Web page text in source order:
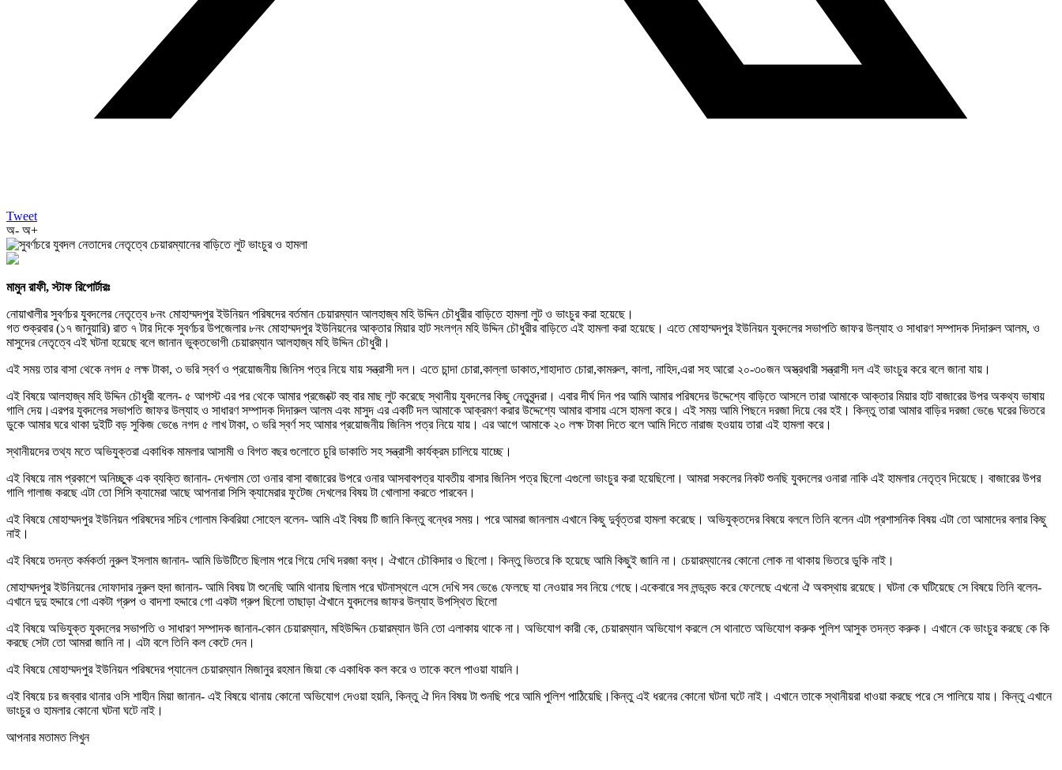
Tweet
অ- অ+
মামুন রাফী, স্টাফ রিপোর্টারঃ
নোয়াখালীর সুবর্ণচর যুবদলের নেতৃত্বে ৮নং মোহাম্মদপুর ইউনিয়ন পরিষদের বর্তমান চেয়ারম্যান আলহাজ্ব মহি উদ্দিন চৌধুরীর বাড়িতে হামলা লুট ও ভাংচুর করা হয়েছে।
গত শুক্রবার (১৭ জানুয়ারি) রাত ৭ টার দিকে সুবর্ণচর উপজেলার ৮নং মোহাম্মদপুর ইউনিয়নের আক্তার মিয়ার হাট সংলগ্ন মহি উদ্দিন চৌধুরীর বাড়িতে এই হামলা করা হয়েছে। এতে মোহাম্মদপুর ইউনিয়ন যুবদলের সভাপতি জাফর উল্যাহ ও সাধারণ সম্পাদক দিদারুল আলম, ও
মাসুদের নেতৃত্বে এই ঘটনা হয়েছে বলে জানান ভুক্তভোগী চেয়ারম্যান আলহাজ্ব মহি উদ্দিন চৌধুরী।
এই সময় তার বাসা থেকে নগদ ৫ লক্ষ টাকা, ৩ ভরি স্বর্ণ ও প্রয়োজনীয় জিনিস পত্র নিয়ে যায় সন্ত্রাসী দল। এতে চান্দা চোরা,কাল্লা ডাকাত,শাহাদাত চোরা,কামরুল, কালা, নাহিদ,এরা সহ আরো ২০-৩০জন অস্ত্রধারী সন্ত্রাসী দল এই ভাংচুর করে বলে জানা যায়।
এই বিষয়ে আলহাজ্ব মহি উদ্দিন চৌধুরী বলেন- ৫ আগস্ট এর পর থেকে আমার প্রজেক্টে বহু বার মাছ লুট করেছে স্থানীয় যুবদলের কিছু নেতৃবৃন্দরা। এবার দীর্ঘ দিন পর আমি আমার পরিষদের উদ্দেশ্যে বাড়িতে আসলে তারা আমাকে আক্তার মিয়ার হাট বাজারের উপর অকথ্য ভাষায়
গালি দেয়।এরপর যুবদলের সভাপতি জাফর উল্যাহ ও সাধারণ সম্পাদক দিদারুল আলম এবং মাসুদ এর একটি দল আমাকে আক্রমণ করার উদ্দেশ্যে আমার বাসায় এসে হামলা করে। এই সময় আমি পিছনে দরজা দিয়ে বের হই। কিন্তু তারা আমার বাড়ির দরজা ভেঙে ঘরের ভিতরে
ডুকে আমার ঘরে থাকা দুইটি বড় সুকিজ ভেঙে নগদ ৫ লাখ টাকা, ৩ ভরি স্বর্ণ সহ আমার প্রয়োজনীয় জিনিস পত্র নিয়ে যায়। এর আগে আমাকে ২০ লক্ষ টাকা দিতে বলে আমি দিতে নারাজ হওয়ায় তারা এই হামলা করে।
স্থানীয়দের তথ্য মতে অভিযুক্তরা একাধিক মামলার আসামী ও বিগত বছর গুলোতে চুরি ডাকাতি সহ সন্ত্রাসী কার্যক্রম চালিয়ে যাচ্ছে।
এই বিষয়ে নাম প্রকাশে অনিচ্ছুক এক ব্যক্তি জানান- দেখলাম তো ওনার বাসা বাজারের উপরে ওনার আসবাবপত্র যাবতীয় বাসার জিনিস পত্র ছিলো এগুলো ভাংচুর করা হয়েছিলো। আমরা সকলের নিকট শুনছি যুবদলের ওনারা নাকি এই হামলার নেতৃত্ব দিয়েছে। বাজারের উপর
গালি গালাজ করছে এটা তো সিসি ক্যামেরা আছে আপনারা সিসি ক্যামেরার ফুটেজ দেখলের বিষয় টা খোলাসা করতে পারবেন।
এই বিষয়ে মোহাম্মদপুর ইউনিয়ন পরিষদের সচিব গোলাম কিবরিয়া সোহেল বলেন- আমি এই বিষয় টি জানি কিন্তু বন্ধের সময়। পরে আমরা জানলাম এখানে কিছু দুর্বৃত্তরা হামলা করেছে। অভিযুক্তদের বিষয়ে বললে তিনি বলেন এটা প্রশাসনিক বিষয় এটা তো আমাদের বলার কিছু
নাই।
এই বিষয়ে তদন্ত কর্মকর্তা নুরুল ইসলাম জানান- আমি ডিউটিতে ছিলাম পরে গিয়ে দেখি দরজা বন্ধ। ঐখানে চৌকিদার ও ছিলো। কিন্তু ভিতরে কি হয়েছে আমি কিছুই জানি না। চেয়ারম্যানের কোনো লোক না থাকায় ভিতরে ডুকি নাই।
মোহাম্মদপুর ইউনিয়নের দোফাদার নুরুল হুদা জানান- আমি বিষয় টা শুনেছি আমি থানায় ছিলাম পরে ঘটনাস্থলে এসে দেখি সব ভেঙে ফেলছে যা নেওয়ার সব নিয়ে গেছে।একেবারে সব লন্ডবন্ড করে ফেলেছে এখনো ঐ অবস্থায় রয়েছে। ঘটনা কে ঘটিয়েছে সে বিষয়ে তিনি বলেন-
এখানে দুদু হদ্দারে গো একটা গ্রুপ ও বাদশা হদ্দারে গো একটা গ্রুপ ছিলো তাছাড়া ঐখানে যুবদলের জাফর উল্যাহ উপস্থিত ছিলো
এই বিষয়ে অভিযুক্ত যুবদলের সভাপতি ও সাধারণ সম্পাদক জানান-কোন চেয়ারম্যান, মহিউদ্দিন চেয়ারম্যান উনি তো এলাকায় থাকে না। অভিযোগ কারী কে, চেয়ারম্যান অভিযোগ করলে সে থানাতে অভিযোগ করুক পুলিশ আসুক তদন্ত করুক। এখানে কে ভাংচুর করছে কে কি
করছে সেটা তো আমরা জানি না। এটা বলে তিনি কল কেটে দেন।
এই বিষয়ে মোহাম্মদপুর ইউনিয়ন পরিষদের প্যানেল চেয়ারম্যান মিজানুর রহমান জিয়া কে একাধিক কল করে ও তাকে কলে পাওয়া যায়নি।
এই বিষয়ে চর জব্বার থানার ওসি শাহীন মিয়া জানান- এই বিষয়ে থানায় কোনো অভিযোগ দেওয়া হয়নি, কিন্তু ঐ দিন বিষয় টা শুনছি পরে আমি পুলিশ পাঠিয়েছি।কিন্তু এই ধরনের কোনো ঘটনা ঘটে নাই। এখানে তাকে স্থানীয়রা ধাওয়া করছে পরে সে পালিয়ে যায়। কিন্তু এখানে
ভাংচুর ও হামলার কোনো ঘটনা ঘটে নাই।
আপনার মতামত লিখুন